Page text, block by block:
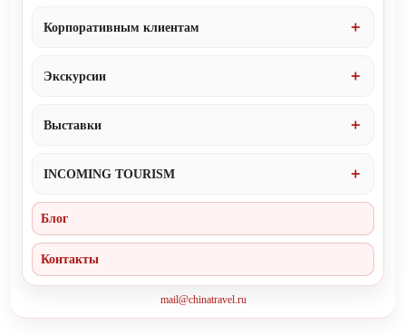
Корпоративным клиентам
Экскурсии
Выставки
INCOMING TOURISM
Блог
Контакты
mail@chinatravel.ru